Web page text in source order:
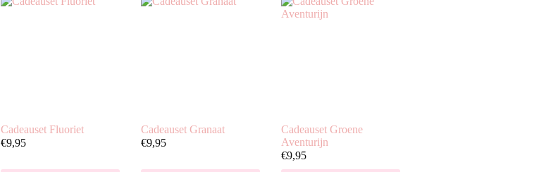
Cadeauset Fluoriet
€9,95
Cadeauset Granaat
€9,95
Cadeauset Groene
Aventurijn
€9,95